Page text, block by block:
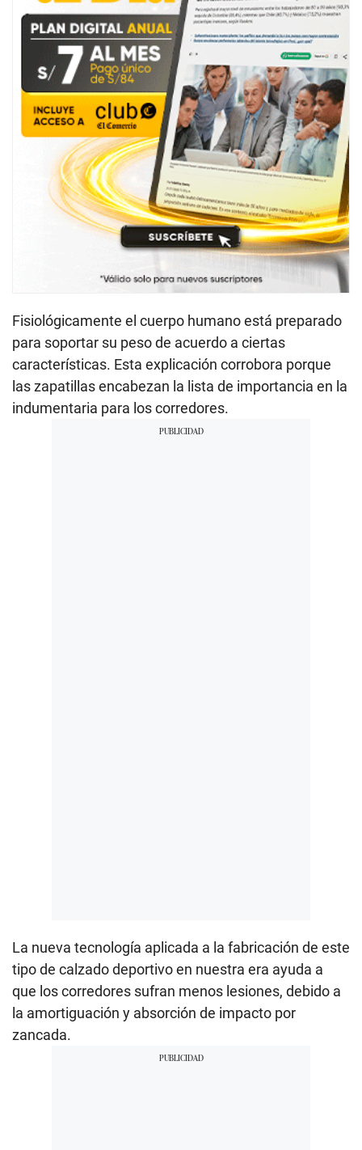
Fisiológicamente el cuerpo humano está preparado
para soportar su peso de acuerdo a ciertas
características. Esta explicación corrobora porque
las zapatillas encabezan la lista de importancia en la
indumentaria para los corredores.
La nueva tecnología aplicada a la fabricación de este
tipo de calzado deportivo en nuestra era ayuda a
que los corredores sufran menos lesiones, debido a
la amortiguación y absorción de impacto por
zancada.